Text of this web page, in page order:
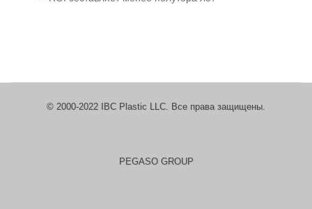
© 2000-2022 IBC Plastic LLC. Все права защищены.
PEGASO GROUP